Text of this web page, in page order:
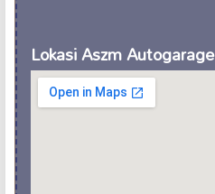
Lokasi Aszm Autogarage